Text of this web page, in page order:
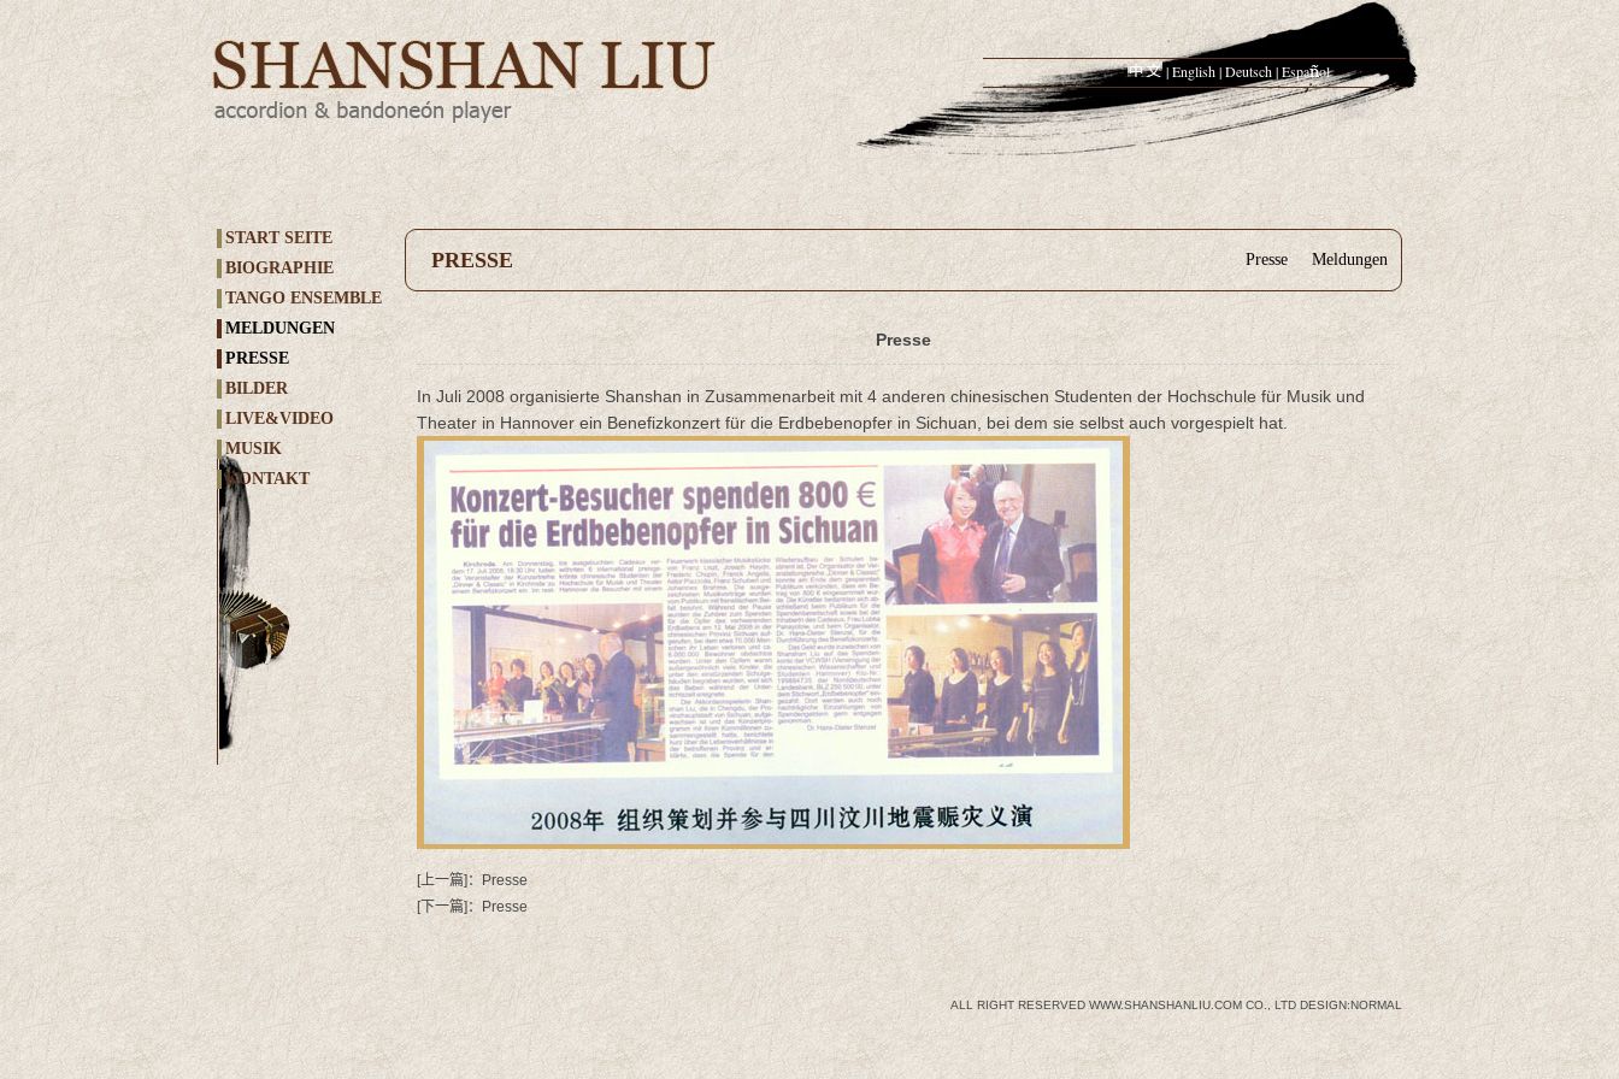
|English|Deutsch|Espa ol
START SEITE
BIOGRAPHIE
TANGO ENSEMBLE
MELDUNGEN
PRESSE
BILDER
LIVE&VIDEO
MUSIK
KONTAKT
PRESSE Presse Meldungen
Presse
In Juli 2008 organisierte Shanshan in Zusammenarbeit mit 4 anderen chinesischen Studenten der Hochschule für Musik und
Theater in Hannover ein Benefizkonzert für die Erdbebenopfer in Sichuan, bei dem sie selbst auch vorgespielt hat.
[上一篇]：Presse
[下一篇]： Presse
ALL RIGHT RESERVED WWW.SHANSHANLIU.COM CO., LTD DESIGN:NORMAL